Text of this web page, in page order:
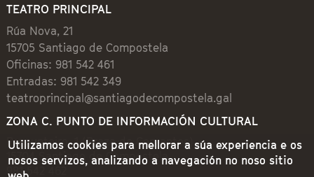
TEATRO PRINCIPAL
Rúa Nova, 21
15705 Santiago de Compostela
Oficinas: 981 542 461
Entradas: 981 542 349
teatroprincipal@santiagodecompostela.gal
ZONA C. PUNTO DE INFORMACIÓN CULTURAL
Preguntoiro, 1 (Praza de Cervantes)
15704 Santiago de Compostela
981 542 462
Utilizamos cookies para mellorar a súa experiencia e os
nosos servizos, analizando a navegación no noso sitio